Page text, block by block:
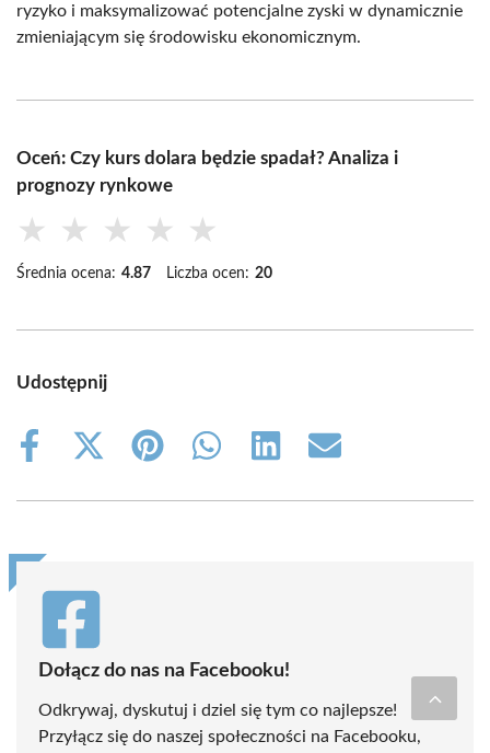
ryzyko i maksymalizować potencjalne zyski w dynamicznie
zmieniającym się środowisku ekonomicznym.
Oceń: Czy kurs dolara będzie spadał? Analiza i
prognozy rynkowe
★ ★ ★ ★ ★
Średnia ocena: 4.87 Liczba ocen: 20
Udostępnij
Share
Share
(Twitter)
Share
Share
Share
Share
Dołącz do nas na Facebooku!
Odkrywaj, dyskutuj i dziel się tym co najlepsze!
Przyłącz się do naszej społeczności na Facebooku,